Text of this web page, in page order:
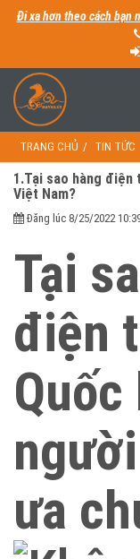
Đi xa hơn theo cách bạn
TRANG CHỦ TIN TỨC
1.Tại sao hàng
Việt Nam?
Đăng lúc 8/25/2022
Tại
điện
ưa